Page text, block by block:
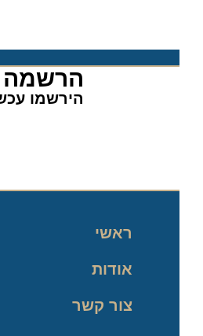
הרשמה
הירשמו
ראשי
אודות
צור קשר